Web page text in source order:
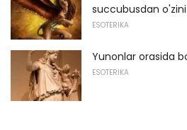
succubusdan
ESOTERIKA
Yunonlar orasida
ESOTERIKA